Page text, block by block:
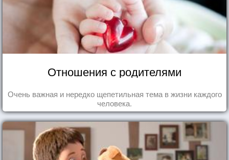
Отношения с родителями
Очень важная и нередко щепетильная тема в жизни каждого
человека.